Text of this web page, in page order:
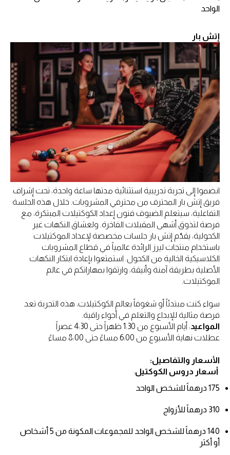
الواحد
إتش بار
انضموا إلى تجربة تدريبية استثنائية مدتها ساعة واحدة، تحت إشراف
فريق إتش بار المحترف من محترفي المشروبات. خلال هذه الجلسة
التفاعلية، سيتعلم الضيوف فنون إعداد الكوكتيلات المبتكرة، مع
فرصة لتذوق أشهى المقبلات الفاخرة. ولعشاق النكهات غير
الكحولية، يقدّم إتش بار جلسات مخصصة لإعداد الموكتيلات
باستخدام منتجات ليرز الرائدة عالمياً في قطاع المشروبات
الكلاسيكية الخالية من الكحول. استمتعوا بإعادة ابتكار النكهات
الأصلية بطريقة آمنة وأنيقة، وارتقوا بمهاراتكم في عالم
الموكتيلات.
سواء كنت مبتدئاً أو شغوفاً بعالم الكوكتيلات، هذه التجربة تعد
فرصة مثالية للإبداع والتعلم في أجواء راقية.
المواعيد: أيام الأسبوع من 1:30 ظهراً حتى 4:30 عصراً
عطلات نهاية الأسبوع من 6:00 مساءً حتى 8:00 مساءً
الأسعار والتفاصيل:
أسعار دروس الكوكتيل:
175 درهماً للشخص الواحد
310 درهماً للأزواج
140 درهماً للشخص الواحد للمجموعات المكونة من 5 أشخاص
أو أكثر